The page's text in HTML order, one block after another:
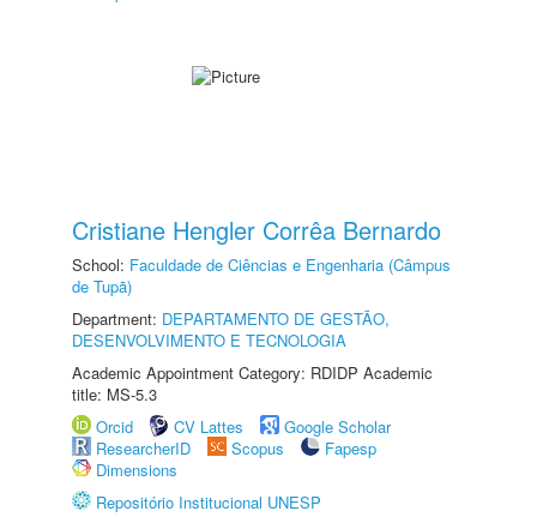
Cristiane Hengler Corrêa Bernardo
School: Faculdade de Ciências e Engenharia (Câmpus
de Tupã)
Department: DEPARTAMENTO DE GESTÃO,
DESENVOLVIMENTO E TECNOLOGIA
Academic Appointment Category: RDIDP Academic
title: MS-5.3
Orcid
CV Lattes
Google Scholar
ResearcherID
Scopus
Fapesp
Dimensions
Repositório Institucional UNESP